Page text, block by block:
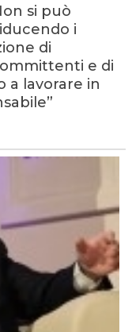
si può
i
di
e di
a lavorare in